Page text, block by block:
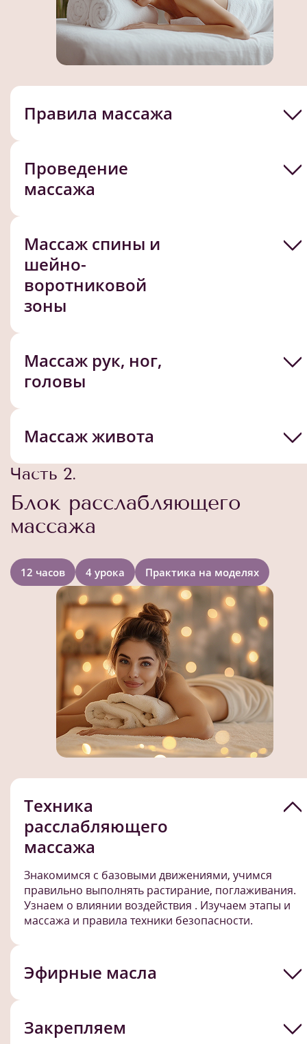
Правила массажа
Проведение
массажа
Массаж спины и
шейно-
воротниковой
зоны
Массаж рук, ног,
головы
Массаж живота
Часть 2.
Блок расслабляющего
массажа
12 часов 4 урока Практика на моделях
Техника
расслабляющего
массажа
Знакомимся с базовыми движениями, учимся
правильно выполнять растирание, поглаживания.
Узнаем о влиянии воздействия . Изучаем этапы и
массажа и правила техники безопасности.
Эфирные масла
Закрепляем